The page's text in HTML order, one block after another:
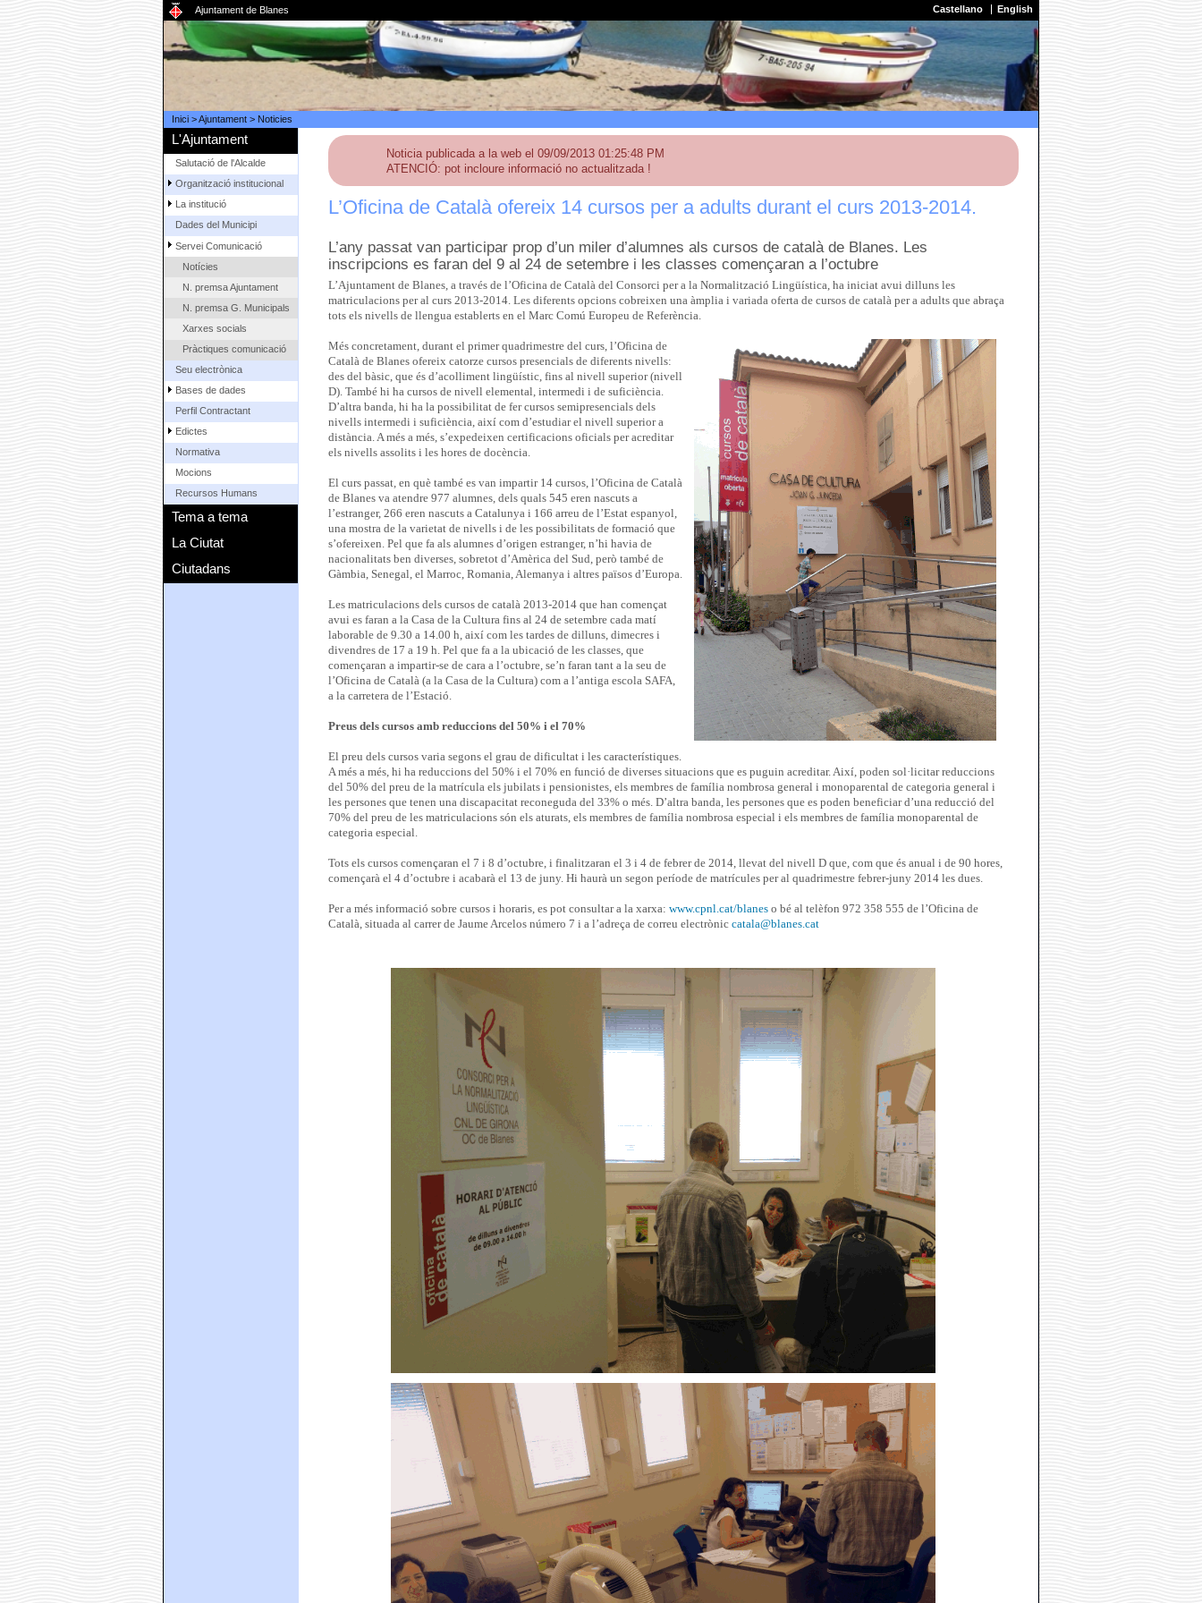
Ajuntament de Blanes Castellano English
Inici>Ajuntament> Noticies
L'Ajuntament
Salutació de l'Alcalde
Organització institucional
La institució
Dades del Municipi
Servei Comunicació
Notícies
N. premsa Ajuntament
N. premsa G. Municipals
Xarxes socials
Pràctiques comunicació
Seu electrònica
Bases de dades
Perfil Contractant
Edictes
Normativa
Mocions
Recursos Humans
Tema a tema
La Ciutat
Ciutadans
Noticia publicada a la web el 09/09/2013 01:25:48 PM
ATENCIÓ: pot incloure informació no actualitzada !
L’Oficina de Català ofereix 14 cursos per a adults durant el curs 2013-2014.
L’any passat van participar prop d’un miler d’alumnes als cursos de català de Blanes. Les
inscripcions es faran del 9 al 24 de setembre i les classes començaran a l’octubre
L’Ajuntament de Blanes, a través de l’Oficina de Català del Consorci per a la Normalització Lingüística, ha iniciat avui dilluns les
matriculacions per al curs 2013-2014. Les diferents opcions cobreixen una àmplia i variada oferta de cursos de català per a adults que abraça
tots els nivells de llengua establerts en el Marc Comú Europeu de Referència.
Més concretament, durant el primer quadrimestre del curs, l’Oficina de
Català de Blanes ofereix catorze cursos presencials de diferents nivells:
des del bàsic, que és d’acolliment lingüístic, fins al nivell superior (nivell
D). També hi ha cursos de nivell elemental, intermedi i de suficiència.
D’altra banda, hi ha la possibilitat de fer cursos semipresencials dels
nivells intermedi i suficiència, així com d’estudiar el nivell superior a
distància. A més a més, s’expedeixen certificacions oficials per acreditar
els nivells assolits i les hores de docència.
El curs passat, en què també es van impartir 14 cursos, l’Oficina de Català
de Blanes va atendre 977 alumnes, dels quals 545 eren nascuts a
l’estranger, 266 eren nascuts a Catalunya i 166 arreu de l’Estat espanyol,
una mostra de la varietat de nivells i de les possibilitats de formació que
s’ofereixen. Pel que fa als alumnes d’origen estranger, n’hi havia de
nacionalitats ben diverses, sobretot d’Amèrica del Sud, però també de
Gàmbia, Senegal, el Marroc, Romania, Alemanya i altres països d’Europa.
Les matriculacions dels cursos de català 2013-2014 que han començat
avui es faran a la Casa de la Cultura fins al 24 de setembre cada matí
laborable de 9.30 a 14.00 h, així com les tardes de dilluns, dimecres i
divendres de 17 a 19 h. Pel que fa a la ubicació de les classes, que
començaran a impartir-se de cara a l’octubre, se’n faran tant a la seu de
l’Oficina de Català (a la Casa de la Cultura) com a l’antiga escola SAFA,
a la carretera de l’Estació.
Preus dels cursos amb reduccions del 50% i el 70%
El preu dels cursos varia segons el grau de dificultat i les característiques.
A més a més, hi ha reduccions del 50% i el 70% en funció de diverses situacions que es puguin acreditar. Així, poden sol·licitar reduccions
del 50% del preu de la matrícula els jubilats i pensionistes, els membres de família nombrosa general i monoparental de categoria general i
les persones que tenen una discapacitat reconeguda del 33% o més. D’altra banda, les persones que es poden beneficiar d’una reducció del
70% del preu de les matriculacions són els aturats, els membres de família nombrosa especial i els membres de família monoparental de
categoria especial.
Tots els cursos començaran el 7 i 8 d’octubre, i finalitzaran el 3 i 4 de febrer de 2014, llevat del nivell D que, com que és anual i de 90 hores,
començarà el 4 d’octubre i acabarà el 13 de juny. Hi haurà un segon període de matrícules per al quadrimestre febrer-juny 2014 les dues.
Per a més informació sobre cursos i horaris, es pot consultar a la xarxa: www.cpnl.cat/blaneso bé al telèfon 972 358 555 de l’Oficina de
Català, situada al carrer de Jaume Arcelos número 7 i a l’adreça de correu electrònic catala@blanes.cat